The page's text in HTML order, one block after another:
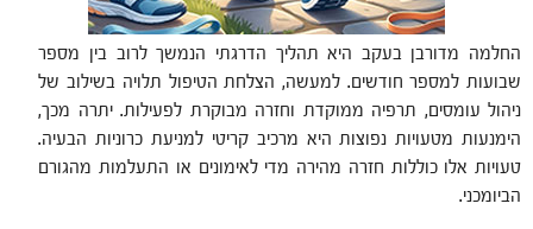
החלמה מדורבן בעקב היא תהליך הדרגתי הנמשך לרוב בין מספר
שבועות למספר חודשים. למעשה, הצלחת הטיפול תלויה בשילוב של
ניהול עומסים, תרפיה ממוקדת וחזרה מבוקרת לפעילות. יתרה מכך,
הימנעות מטעויות נפוצות היא מרכיב קריטי למניעת כרוניות הבעיה.
טעויות אלו כוללות חזרה מהירה מדי לאימונים או התעלמות מהגורם
הביומכני.